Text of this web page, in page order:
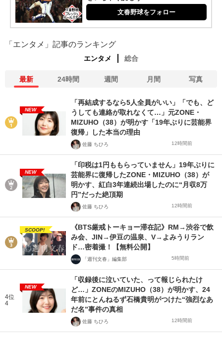
文春野球をフォロー
「エンタメ」記事のランキング
エンタメ 総合
最新 24時間 週間 月間 写真
NEW
「再結成するなら5人全員がいい」「でも、ど
うしても連絡が取れなくて…」元ZONE・
MIZUHO（38）が明かす「19年ぶりに芸能界
復帰」した本当の理由
佐藤 ちひろ 12時間前
NEW
「印税は1円ももらっていません」19年ぶりに
芸能界に復帰したZONE・MIZUHO（38）が
明かす、紅白3年連続出場したのに“月収8万
円”だった絶頂期
佐藤 ちひろ 12時間前
SCOOP!
《BTS厳戒トーキョー滞在記》RM→渋谷で飲
み会、JIN→伊豆の温泉、V→よみうりラン
ド…密着撮！【無料公開】
「週刊文春」編集部 5時間前
4位
4
NEW
「収録後に泣いていた、って報じられたけ
ど…」ZONEのMIZUHO（38）が明かす、24
年前にとんねるず石橋貴明がつけた“強烈なあ
だ名”事件の真相
佐藤 ちひろ 12時間前